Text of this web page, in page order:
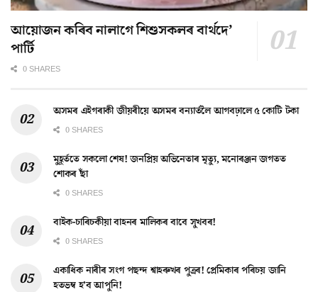
আয়োজন কৰিব নালাগে শিশুসকলৰ বাৰ্থদে’
পাৰ্টি
0 SHARES
অসমৰ এইগৰাকী জীয়ৰীয়ে অসমৰ বন্যাৰ্তলৈ আগবঢ়ালে ৫ কোটি টকা
0 SHARES
মুহূৰ্ততে সকলো শেষ! জনপ্ৰিয় অভিনেতাৰ মৃত্যু, মনোৰঞ্জন জগতত
শোকৰ ছাঁ
0 SHARES
বাইক-চাৰিচকীয়া বাহনৰ মালিকৰ বাবে সুখবৰ!
0 SHARES
একাধিক নাৰীৰ সংগ পছন্দ শ্বাহৰুখৰ পুত্ৰৰ! প্ৰেমিকাৰ পৰিচয় জানি
হতভম্ব হ’ব আপুনি!